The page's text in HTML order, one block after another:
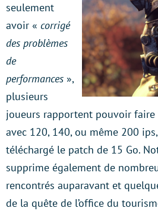
seulement
avoir « corrigé
des problèmes
de
performances »,
plusieurs
joueurs rapportent pouvoir
avec 120, 140, ou même 200
téléchargé le patch de 15 Go.
supprime également de
rencontrés auparavant et
de la quête de l’office du